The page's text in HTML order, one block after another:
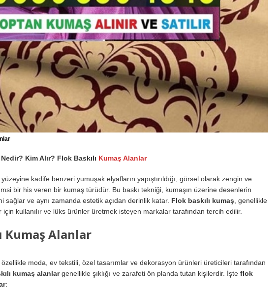
Kim Alır? Flok Baskılı Kumaş Alanlar
, yüzeyine kadife benzeri yumuşak elyafların yapıştırıldığı, görsel olarak zengin ve
bir his veren bir kumaş türüdür. Bu baskı tekniği, kumaşın üzerine desenlerin
sağlar ve aynı zamanda estetik açıdan derinlik katar. Flok baskılı kumaş , genellikle
için kullanılır ve lüks ürünler üretmek isteyen markalar tarafından tercih edilir.
Kumaş Alanlar
, özellikle moda, ev tekstili, özel tasarımlar ve dekorasyon ürünleri üreticileri tarafından
kumaş alanlargenellikle şıklığı ve zarafeti ön planda tutan kişilerdir. İşte flok
: